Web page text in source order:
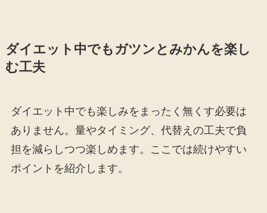
ダイエット中でもガツンとみかんを楽し
む工夫
ダイエット中でも楽しみをまったく無くす必要は
ありません。量やタイミング、代替えの工夫で負
担を減らしつつ楽しめます。ここでは続けやすい
ポイントを紹介します。